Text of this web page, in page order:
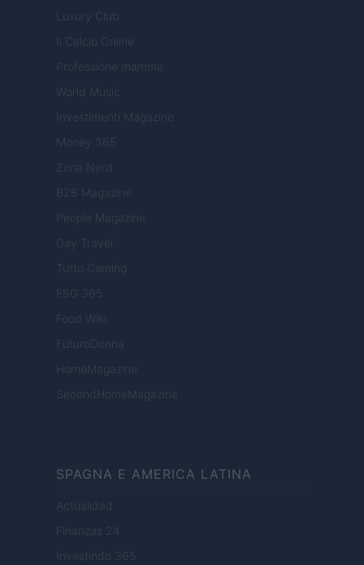
Luxury Club
Il Calcio Online
Professione mamma
World Music
Investimenti Magazine
Money 365
Zona Nerd
B2B Magazine
People Magazine
Day Travel
Tutto Gaming
ESG 365
Food Wiki
FuturoDonna
HomeMagazine
SecondHomeMagazine
SPAGNA E AMERICA LATINA
Actualidad
Finanzas 24
Investindo 365